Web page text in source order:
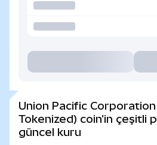
Union Pacific
Tokenized) coin'in çeşitli
güncel kuru